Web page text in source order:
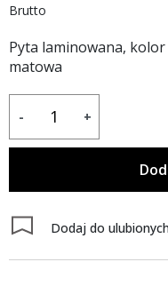
Brutto
Pyta laminowana,
matowa
- +
Dodaj do